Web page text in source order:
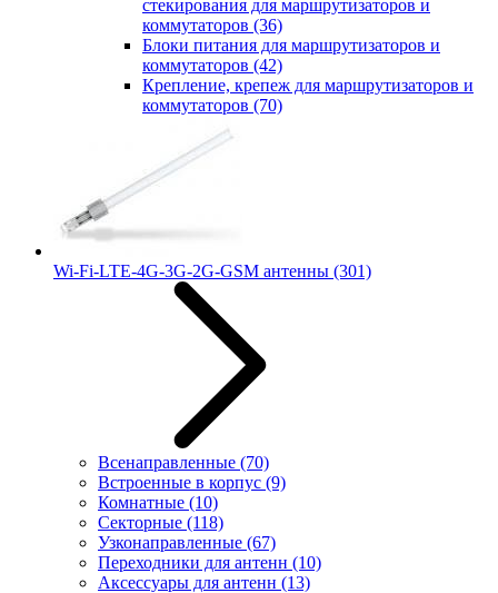
стекирования для маршрутизаторов и
коммутаторов (36)
Блоки питания для маршрутизаторов и
коммутаторов (42)
Крепление, крепеж для маршрутизаторов и
коммутаторов (70)
Wi-Fi-LTE-4G-3G-2G-GSM антенны (301)
Всенаправленные (70)
Встроенные в корпус (9)
Комнатные (10)
Секторные (118)
Узконаправленные (67)
Переходники для антенн (10)
Аксессуары для антенн (13)